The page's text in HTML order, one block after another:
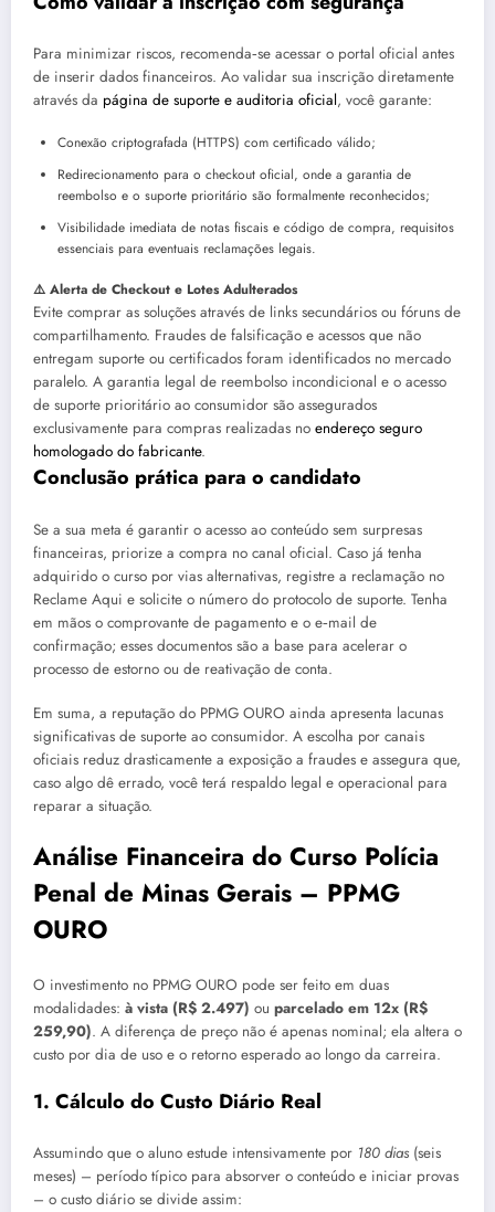
Para minimizar riscos, recomenda‑se acessar o portal oficial antes
de inserir dados financeiros. Ao validar sua inscrição diretamente
através da página de suporte e auditoria oficial, você garante:
Conexão criptografada (HTTPS) com certificado válido;
Redirecionamento para o checkout oficial, onde a garantia de
reembolso e o suporte prioritário são formalmente reconhecidos;
Visibilidade imediata de notas fiscais e código de compra, requisitos
essenciais para eventuais reclamações legais.
⚠️ Alerta de Checkout e Lotes Adulterados
Evite comprar as soluções através de links secundários ou fóruns de
compartilhamento. Fraudes de falsificação e acessos que não
entregam suporte ou certificados foram identificados no mercado
paralelo. A garantia legal de reembolso incondicional e o acesso
de suporte prioritário ao consumidor são assegurados
exclusivamente para compras realizadas no endereço seguro
homologado do fabricante.
Conclusão prática para o candidato
Se a sua meta é garantir o acesso ao conteúdo sem surpresas
financeiras, priorize a compra no canal oficial. Caso já tenha
adquirido o curso por vias alternativas, registre a reclamação no
Reclame Aqui e solicite o número do protocolo de suporte. Tenha
em mãos o comprovante de pagamento e o e‑mail de
confirmação; esses documentos são a base para acelerar o
processo de estorno ou de reativação de conta.
Em suma, a reputação do PPMG OURO ainda apresenta lacunas
significativas de suporte ao consumidor. A escolha por canais
oficiais reduz drasticamente a exposição a fraudes e assegura que,
caso algo dê errado, você terá respaldo legal e operacional para
reparar a situação.
Análise Financeira do Curso Polícia
Penal de Minas Gerais – PPMG
OURO
O investimento no PPMG OURO pode ser feito em duas
modalidades: à vista (R$ 2.497) ou parcelado em 12x (R$
259,90). A diferença de preço não é apenas nominal; ela altera o
custo por dia de uso e o retorno esperado ao longo da carreira.
1. Cálculo do Custo Diário Real
Assumindo que o aluno estude intensivamente por 180 dias (seis
meses) – período típico para absorver o conteúdo e iniciar provas
– o custo diário se divide assim: